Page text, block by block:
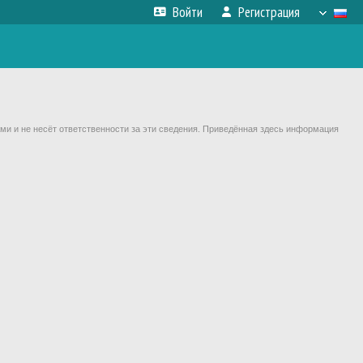
Войти Регистрация
и не несёт ответственности за эти сведения. Приведённая здесь информация